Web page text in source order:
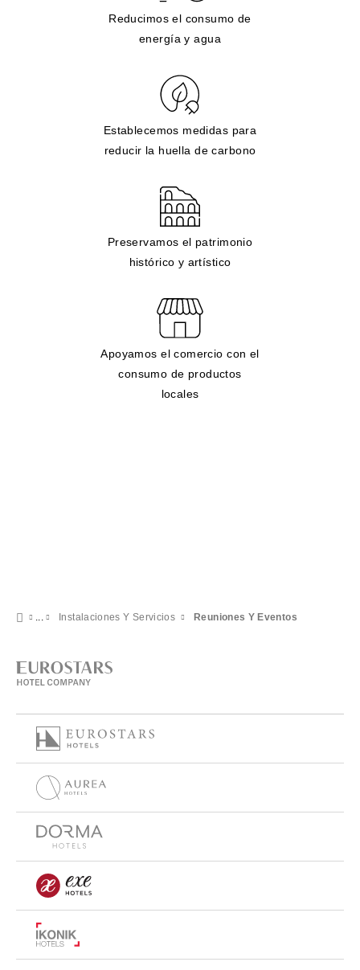
Reducimos el consumo de
energía y agua
Establecemos medidas para
reducir la huella de carbono
Preservamos el patrimonio
histórico y artístico
Apoyamos el comercio con el
consumo de productos
locales
Instalaciones Y Servicios Reuniones Y Eventos